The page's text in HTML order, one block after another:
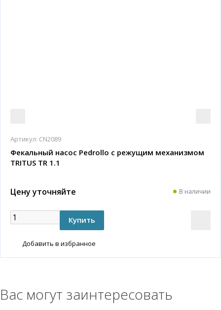
Артикул: CN2089
Фекальный насос Pedrollo с режущим механизмом
TRITUS TR 1.1
Цену уточняйте В наличии
Добавить в избранное
Вас могут заинтересовать